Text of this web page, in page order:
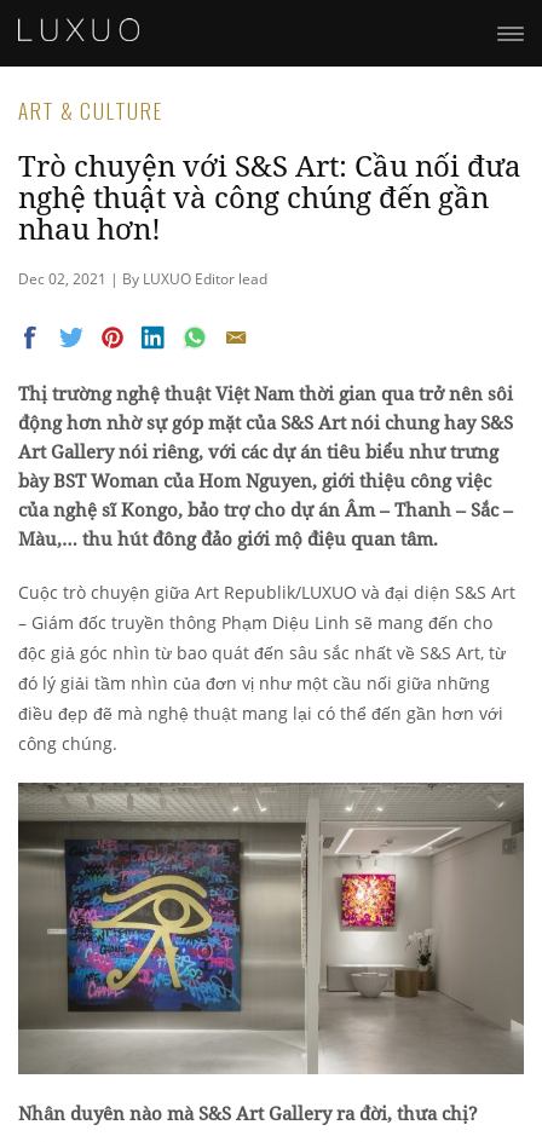
ART & CULTURE
Trò chuyện với S&S Art: Cầu nối đưa
nghệ thuật và công chúng đến gần
nhau hơn!
Dec 02, 2021 | By LUXUO Editor lead
Thị trường nghệ thuật Việt Nam thời gian qua trở nên sôi
động hơn nhờ sự góp mặt của S&S Art nói chung hay S&S
Art Gallery nói riêng, với các dự án tiêu biểu như trưng
bày BST Woman của Hom Nguyen, giới thiệu công việc
của nghệ sĩ Kongo, bảo trợ cho dự án Âm – Thanh – Sắc –
Màu,… thu hút đông đảo giới mộ điệu quan tâm.
Cuộc trò chuyện giữa Art Republik/LUXUO và đại diện S&S Art
– Giám đốc truyền thông Phạm Diệu Linh sẽ mang đến cho
độc giả góc nhìn từ bao quát đến sâu sắc nhất về S&S Art, từ
đó lý giải tầm nhìn của đơn vị như một cầu nối giữa những
điều đẹp đẽ mà nghệ thuật mang lại có thể đến gần hơn với
công chúng.
Nhân duyên nào mà S&S Art Gallery ra đời, thưa chị?